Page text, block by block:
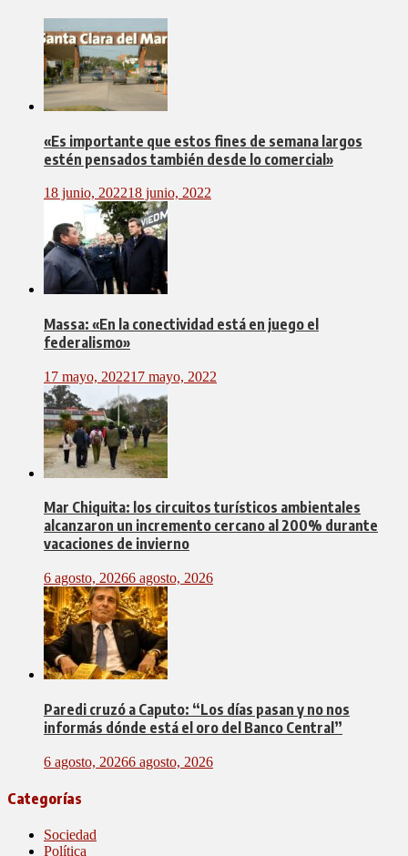
«Es importante que estos fines de semana largos
estén pensados también desde lo comercial»
18 junio, 202218 junio, 2022
Massa: «En la conectividad está en juego el
federalismo»
17 mayo, 202217 mayo, 2022
Mar Chiquita: los circuitos turísticos ambientales
alcanzaron un incremento cercano al 200% durante
vacaciones de invierno
6 agosto, 20266 agosto, 2026
Paredi cruzó a Caputo: “Los días pasan y no nos
informás dónde está el oro del Banco Central”
6 agosto, 20266 agosto, 2026
Categorías
Sociedad
Política